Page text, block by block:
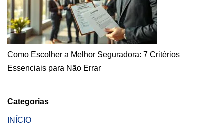
Como Escolher a Melhor Seguradora: 7 Critérios
Essenciais para Não Errar
Categorias
INÍCIO